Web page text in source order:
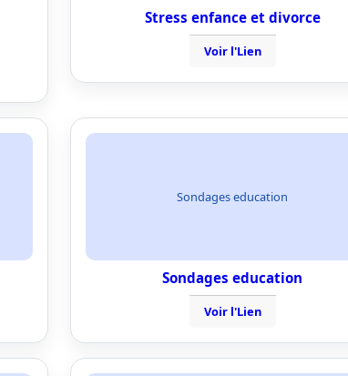
Stress enfance et divorce
Voir l'Lien
Sondages education
Sondages education
Voir l'Lien